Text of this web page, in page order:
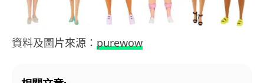
資料及圖片來源： purewow